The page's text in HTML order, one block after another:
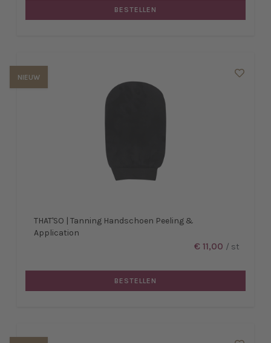
BESTELLEN
NIEUW
THAT'SO | Tanning Handschoen Peeling &
Application
€ 11,00 / st
BESTELLEN